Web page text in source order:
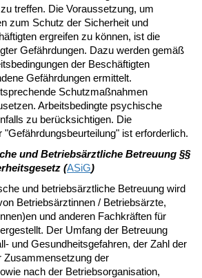
treffen. Die Voraussetzung, um
zum Schutz der Sicherheit und
ergreifen zu können, ist die
Gefährdungen. Dazu werden gemäß
der Beschäftigten
Gefährdungen ermittelt.
Schutzmaßnahmen
Arbeitsbedingte psychische
zu berücksichtigen. Die
"Gefährdungsbeurteilung" ist erforderlich.
und Betriebsärztliche Betreuung §§
(ASiG)
und betriebsärztliche Betreuung wird
Betriebsärztinnen / Betriebsärzte,
und anderen Fachkräften für
Der Umfang der Betreuung
und Gesundheitsgefahren, der Zahl der
Zusammensetzung der
nach der Betriebsorganisation,